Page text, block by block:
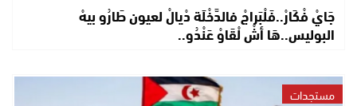
جَايْ فْكَارْ..فَلْبَراجْ فالدَّخْلَة دْيالْ لعيون طَارُو بيهْ
البوليس..هَا أشْ لْقَاوْ عَنْدُو..
مستجدات